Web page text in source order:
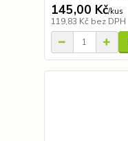
145,00 Kč/kus
119,83 Kč bez DPH